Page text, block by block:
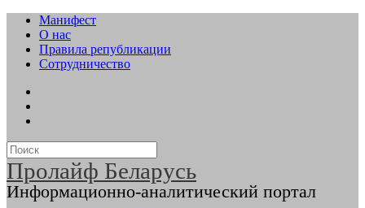
Манифест
О нас
Правила републикации
Сотрудничество
Пролайф Беларусь
Информационно-аналитический портал